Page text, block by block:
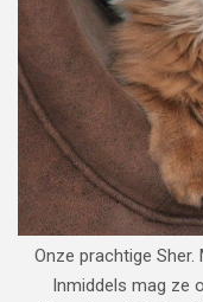
Onze prachtige Sher.
Inmiddels mag ze